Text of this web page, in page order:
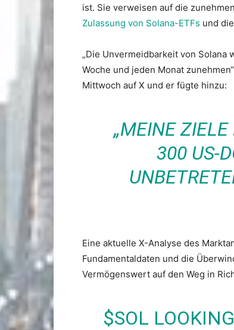
ist. Sie verweisen auf die
Zulassung von Solana-ETFs und
„Die Unvermeidbarkeit von
Woche und jeden Monat
Mittwoch auf X und er fügte hinzu:
„MEINE
300 US-
Eine aktuelle X-Analyse des
Fundamentaldaten und die
Vermögenswert auf den Weg in
$SOL